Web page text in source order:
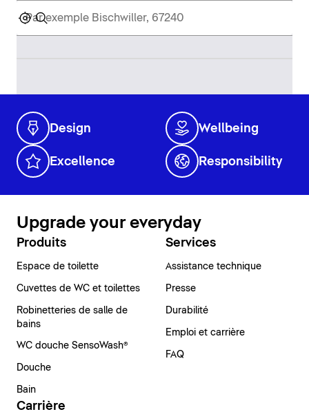
Design Wellbeing
Excellence Responsibility
Upgrade your everyday
Produits
Espace de toilette
Cuvettes de WC et toilettes
Robinetteries de salle de
bains
WC douche SensoWash®
Douche
Bain
Services
Assistance technique
Presse
Durabilité
Emploi et carrière
FAQ
Carrière